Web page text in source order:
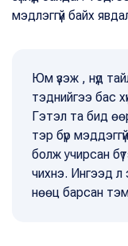
мэдлэггүй байх
Юм үзэж , нүд
тэднийгээ бас
Гэтэл та бид
тэр бүр
болж учирсан
чихнэ. Ингээд л
нөөц барсан